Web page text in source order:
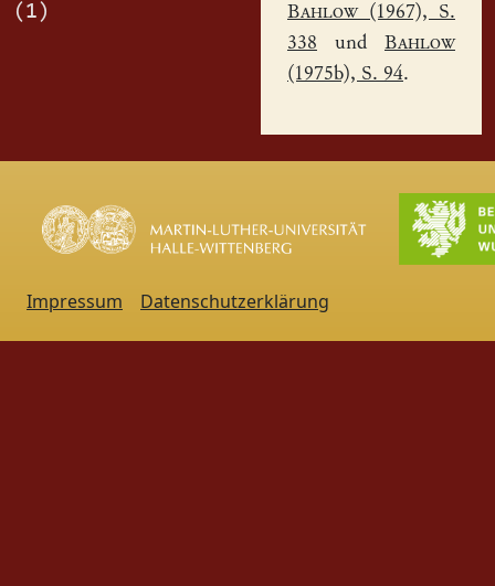
(1)
Bahlow(1967), S.
338 und Bahlow
(1975b), S. 94.
Impressum Datenschutzerklärung